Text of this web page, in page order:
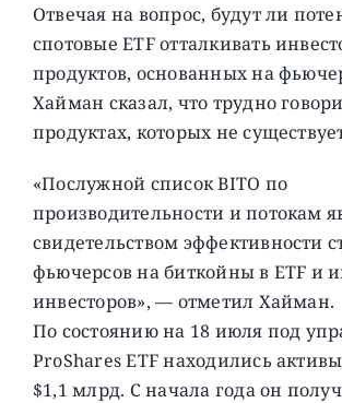
Отвечая на вопрос, будут ли
спотовые ETF отталкивать
продуктов, основанных на
Хайман сказал, что трудно
продуктах, которых не
«Послужной список BITO по
производительности и потокам
свидетельством эффективности
фьючерсов на биткойны в ETF и
инвесторов», — отметил Хайман.
По состоянию на 18 июля под
ProShares ETF находились
$1,1 млрд. С начала года он